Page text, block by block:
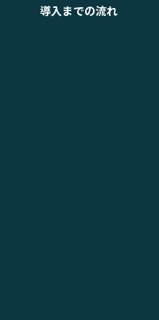
導入までの流れ